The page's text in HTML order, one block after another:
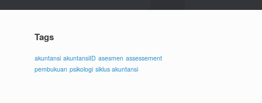
Tags
akuntansi akuntansiID asesmen assessement
pembukuan psikologi siklus akuntansi